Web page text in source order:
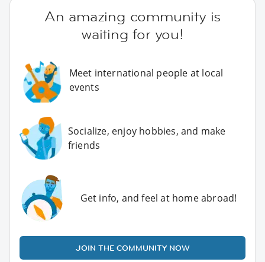
An amazing community is
waiting for you!
Meet international people at local
events
Socialize, enjoy hobbies, and make
friends
Get info, and feel at home abroad!
JOIN THE COMMUNITY NOW